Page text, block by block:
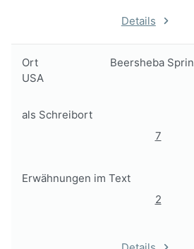
Details
Ort
Beersheba
USA
als Schreibort
7
Erwähnungen im Text
2